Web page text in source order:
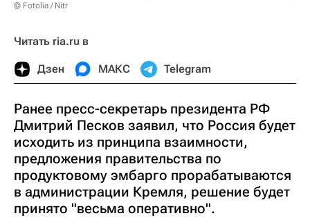
© Fotolia / Nitr
Читать ria.ru в
Дзен МАКС Telegram
Ранее пресс-секретарь президента РФ
Дмитрий Песков заявил, что Россия будет
исходить из принципа взаимности,
предложения правительства по
продуктовому эмбарго прорабатываются
в администрации Кремля, решение будет
принято "весьма оперативно".